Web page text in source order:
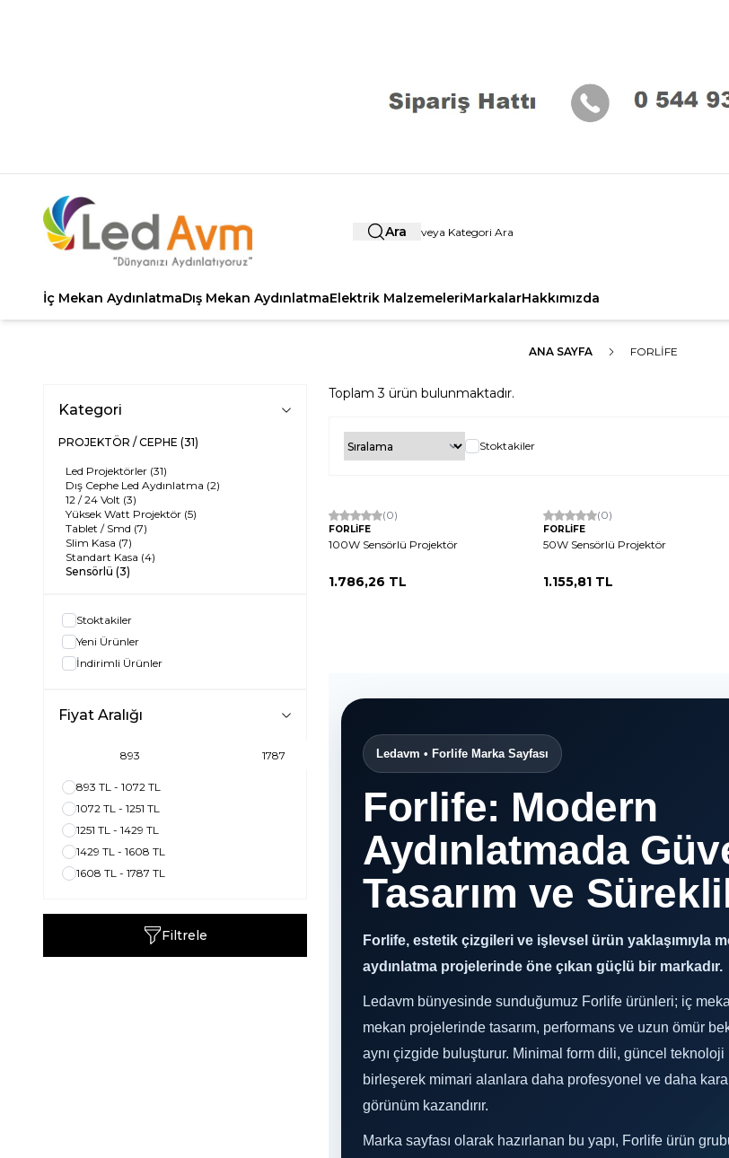
Ara
İç Mekan AydınlatmaDış Mekan AydınlatmaElektrik MalzemeleriMarkalarHakkımızda
ANA SAYFA FORLİFE
Kategori
PROJEKTÖR / CEPHE (31)
Led Projektörler (31)
Dış Cephe Led Aydınlatma (2)
12 / 24 Volt (3)
Yüksek Watt Projektör (5)
Tablet / Smd (7)
Slim Kasa (7)
Standart Kasa (4)
Sensörlü (3)
Stoktakiler
Yeni Ürünler
İndirimli Ürünler
Fiyat Aralığı
893 TL - 1072 TL
1072 TL - 1251 TL
1251 TL - 1429 TL
1429 TL - 1608 TL
1608 TL - 1787 TL
Filtrele
Toplam3 ürün bulunmaktadır.
Stoktakiler
(0)
FORLİFE
100W Sensörlü Projektör
1.786,26 TL
(0)
FORLİFE
50W Sensörlü Projektör
1.155,81TL
Ledavm • Forlife Marka Sayfası
Forlife: Modern
Aydınlatmada
Tasarım ve
Forlife, estetik çizgileri ve işlevsel ürün yaklaşımıyla
aydınlatma projelerinde öne çıkan güçlü bir markadır.
Ledavm bünyesinde sunduğumuz Forlife ürünleri; iç
mekan projelerinde tasarım, performans ve uzun ömür
aynı çizgide buluşturur. Minimal form dili, güncel teknoloji
birleşerek mimari alanlara daha profesyonel ve daha
görünüm kazandırır.
Marka sayfası olarak hazırlanan bu yapı, Forlife ürün